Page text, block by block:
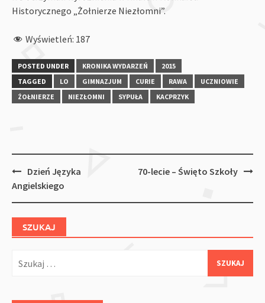
Historycznego „Żołnierze Niezłomni”.
Wyświetleń: 187
POSTED UNDER KRONIKA WYDARZEŃ
2015
TAGGED
LO GIMNAZJUM CURIE RAWA
UCZNIOWIE
ŻOŁNIERZE
NIEZŁOMNI SYPUŁA KACPRZYK
Post
navigation
Dzień Języka
Angielskiego
70-lecie – Święto Szkoły
SZUKAJ